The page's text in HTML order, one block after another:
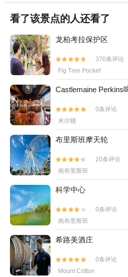
看了该景点的人还看了
龙柏考拉保护区


370条评论
Fig Tree Pocket
Castlemaine Perkins


0条评论
米尔顿
布里斯班摩天轮


20条评论
南布里斯班
科学中心


0条评论
南布里斯班
希路美酒庄


0条评论
Mount Cotton